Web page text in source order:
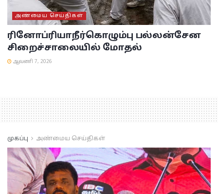
அண்மைய செய்திகள்
ரினோப்ரியாநீர்கொழும்பு பல்லன்சேன
சிறைச்சாலையில் மோதல்
ஆவணி 7, 2026
முகப்பு அண்மைய செய்திகள்